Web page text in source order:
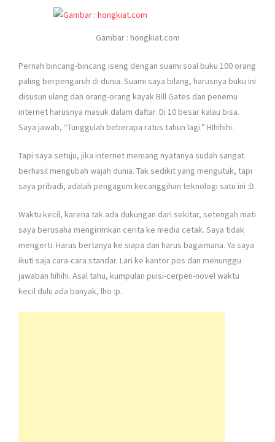
Gambar : hongkiat.com
Pernah bincang-bincang iseng dengan suami soal buku 100 orang
paling berpengaruh di dunia. Suami saya bilang, harusnya buku ini
disusun ulang dan orang-orang kayak Bill Gates dan penemu
internet harusnya masuk dalam daftar. Di 10 besar kalau bisa.
Saya jawab, “Tunggulah beberapa ratus tahun lagi.” HIhihihi.
Tapi saya setuju, jika internet memang nyatanya sudah sangat
berhasil mengubah wajah dunia. Tak sedikit yang mengutuk, tapi
saya pribadi, adalah pengagum kecanggihan teknologi satu ini :D.
Waktu kecil, karena tak ada dukungan dari sekitar, setengah mati
saya berusaha mengirimkan cerita ke media cetak. Saya tidak
mengerti. Harus bertanya ke siapa dan harus bagaimana. Ya saya
ikuti saja cara-cara standar. Lari ke kantor pos dan menunggu
jawaban hihihi. Asal tahu, kumpulan puisi-cerpen-novel waktu
kecil dulu ada banyak, lho :p.